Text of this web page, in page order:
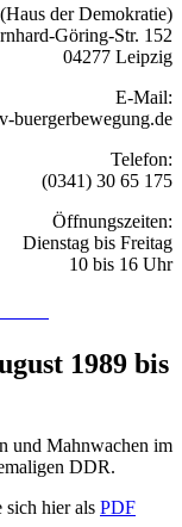
(Haus der Demokratie)
Göring-Str. 152
04277 Leipzig
E-Mail:
buergerbewegung.de
Telefon:
(0341) 30 65 175
Öffnungszeiten:
Dienstag bis Freitag
10 bis 16 Uhr
1989 bis
und Mahnwachen im
DDR.
sich hier als PDF